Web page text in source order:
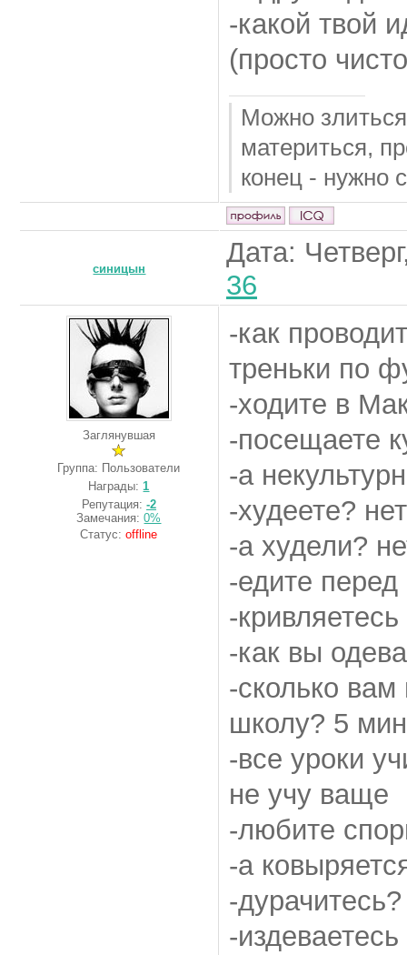
-какой твой
(просто
Можно
материться,
конец - нужно
синицын
Дата:
36
Заглянувшая
Группа: Пользователи
Награды: 1
Репутация: -2
Замечания:0%
Статус:offline
-как
треньки по
-ходите в
-посещаете
-а
-худеете? нет
-а худели?
-едите
-
-как вы
-сколько
школу? 5
-все уроки
не учу ваще
-любите
-а
-
-